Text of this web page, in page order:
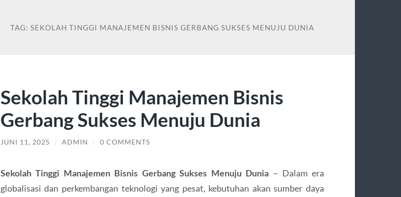
TAG: SEKOLAH TINGGI MANAJEMEN BISNIS GERBANG SUKSES MENUJU DUNIA
Sekolah Tinggi Manajemen Bisnis
Gerbang Sukses Menuju Dunia
JUNI 11, 2025 / ADMIN / 0 COMMENTS
Sekolah Tinggi Manajemen Bisnis Gerbang Sukses Menuju Dunia – Dalam era
globalisasi dan perkembangan teknologi yang pesat, kebutuhan akan sumber daya